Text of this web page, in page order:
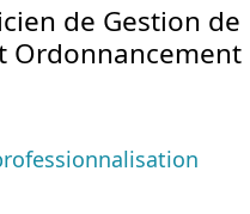
de Gestion de
Ordonnancement